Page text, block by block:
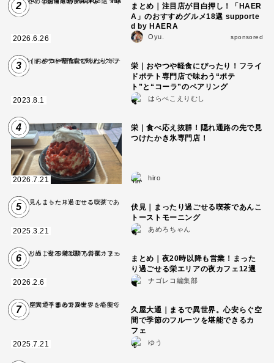
2
2026.6.26
まとめ｜注目店が目白押し！「HAER
A」のおすすめグルメ18選 supporte
d by HAERA
Oyu. sponsored
3
2023.8.1
栄｜おやつや軽食にぴったり！フライ
ドポテト専門店で味わう“ポテ
ト”と“コーラ”のペアリング
はらぺこえりむし
4
2026.7.21
栄｜食べ応え抜群！隠れ通路の先で見
つけたかき氷専門店！
hiro
5
2025.3.21
伏見｜まったり過ごせる喫茶であんこ
トーストモーニング
あめろちゃん
6
2026.2.6
まとめ｜夜20時以降も営業！まった
り過ごせる栄エリアの夜カフェ12選
ナゴレコ編集部
7
2025.7.21
久屋大通｜まるで異世界。心安らぐ空
間で季節のフルーツを堪能できるカ
フェ
ゆう